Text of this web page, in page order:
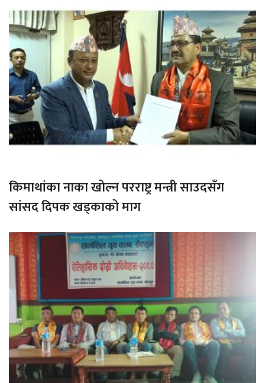
किमाथांका नाका खोल्न परराष्ट्र मन्त्री साउदसँग
सांसद दिपक खड्काको माग